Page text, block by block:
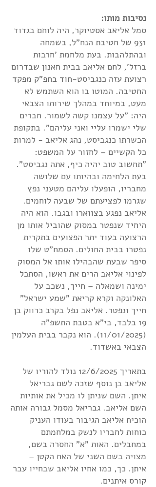
נסיבות מותו:
סמל אליאב אסטיוקר, היה לוחם בגדוד
931 של חטיבת הנח"ל, בשמחה
ובהתלהבות. בעת מלחמת 'חרבות
ברזל', לחם אליאב בבית חאנון שבדרום
רצועת עזה כנגביסט-חוד בחפ"ק מפקד
החטיבה. המוטו בו הוא השתמש לא
מעט, במיוחד במהלך שירותו הצבאי
היה: "על עצמנו קשה לשמור. חברים
שלי ישמרו עליי ואני עליהם". בתקופת
הכשרתו כנגביסט, נהג אליאב - למרות
כל הקשיים – לחזור על המשפט:
"תחשוב טוב יהיה כיף, אתה נגביסט".
בעת הלחימה ובהיותו עם שלושה
מחבריו, הופעלו עליהם מטעני נפץ
שגרמו לפציעתם של שבעה לוחמים.
אליאב נפגע בצווארו ובגבו. הוא היה
היחיד שנפטר במסוק שהוביל אותו מן
הרצועה בעוד יתר הפצועים בתקרית
נפטרו בבית החולים. הסמח"ט שלו
סיפר שבעת שהבהילו אותו אל המסוק
לפינוי אליאב הרים את ראשו, הסתכל
ימינה ושמאלה – חייך, נשכב על
האלונקה וקרא קריאת "שמע ישראל"
חייך ונפטר. אליאב נפל בקרב כרווק בן
19 בלבד, בי"א בטבת התשפ"ה
(11/01/2025). הוא נקבר בבית העלמין
הצבאי באשדוד.
בתאריך 12/6/2025 נולד להוריו של
אליאב בן נוסף שזכה לשם גבריאל
איתן. השם שניתן לו מכיל את אותיות
השם אליאב. גבריאל מסמל גבורה אותה
הוכיח אליאב הגיבור בעודו העניק
כוחות לחבריו לנשק במלחמתם
במחבלים. האות "א" החסרה בשם,
מצויה בשם השני של האח הקטן –
איתן. כך, כמו אחיו אליאב שבחייו עבר
קורס איתנים.